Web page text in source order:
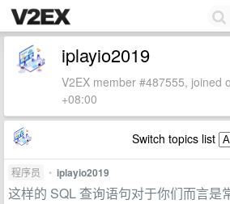
iplayio2019
V2EX member #487555, joined
+08:00
Switch topics list
程序员 • iplayio2019
这样的 SQL 查询语句对于你们而言是